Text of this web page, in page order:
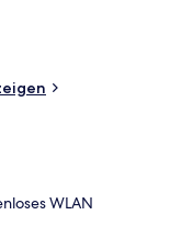
WLAN